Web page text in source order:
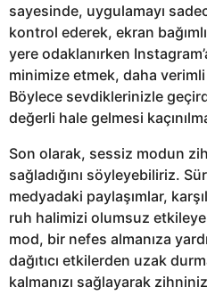
sayesinde, uygulamayı
kontrol ederek, ekran
yere odaklanırken
minimize etmek, daha
Böylece sevdiklerinizle
değerli hale gelmesi
Son olarak, sessiz modun
sağladığını söyleyebiliriz.
medyadaki paylaşımlar,
ruh halimizi olumsuz
mod, bir nefes almanıza
dağıtıcı etkilerden uzak
kalmanızı sağlayarak